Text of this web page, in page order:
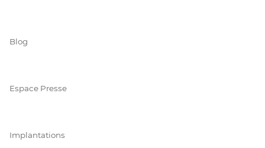
Blog
Espace Presse
Implantations